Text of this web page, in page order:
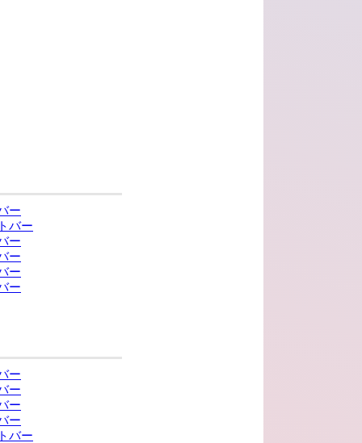
ー
バー
ー
ー
ー
ー
ー
ー
ー
ー
バー